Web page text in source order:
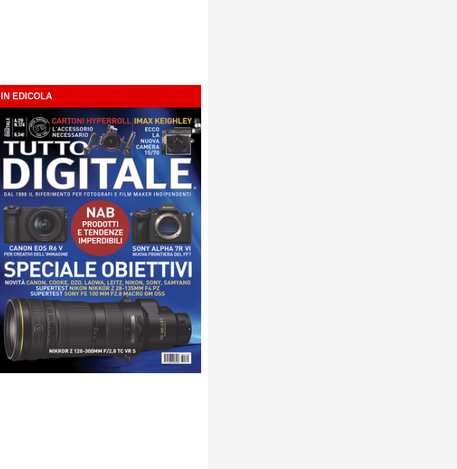
IN EDICOLA